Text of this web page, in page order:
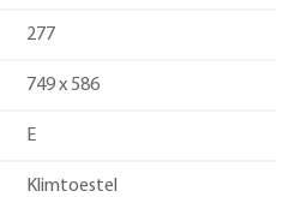
277
749 x 586
E
Klimtoestel